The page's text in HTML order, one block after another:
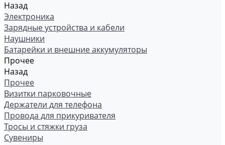
Назад
Электроника
Зарядные устройства и кабели
Наушники
Батарейки и внешние аккумуляторы
Прочее
Назад
Прочее
Визитки парковочные
Держатели для телефона
Провода для прикуривателя
Тросы и стяжки груза
Сувениры